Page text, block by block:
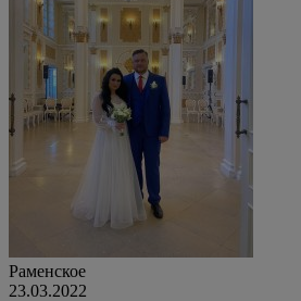
Раменское
23.03.2022